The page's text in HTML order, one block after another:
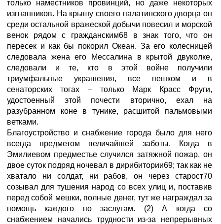
только наместников провинций, но даже некоторых
изгнанников. На крышу своего палатинского дворца он
среди остальной вражеской добычи повесил и морской
венок рядом с гражданским68 в знак того, что он
пересек и как бы покорил Океан. За его колесницей
следовала жена его Мессалина в крытой двуколке,
следовали и те, кто в этой войне получили
триумфальные украшения, все пешком и в
сенаторских тогах – только Марк Красc Фруги,
удостоенный этой почести вторично, ехал на
разубранном коне в тунике, расшитой пальмовыми
ветками.
Благоустройство и снабжение города было для него
всегда предметом величайшей заботы. Когда в
Эмилиевом предместье случился затяжной пожар, он
двое суток подряд ночевал в дирибитории69; так как не
хватало ни солдат, ни рабов, он через старост70
созывал для тушения народ со всех улиц и, поставив
перед собой мешки, полные денег, тут же награждал за
помощь каждого по заслугам. (2) А когда со
снабжением начались трудности из-за непрерывных